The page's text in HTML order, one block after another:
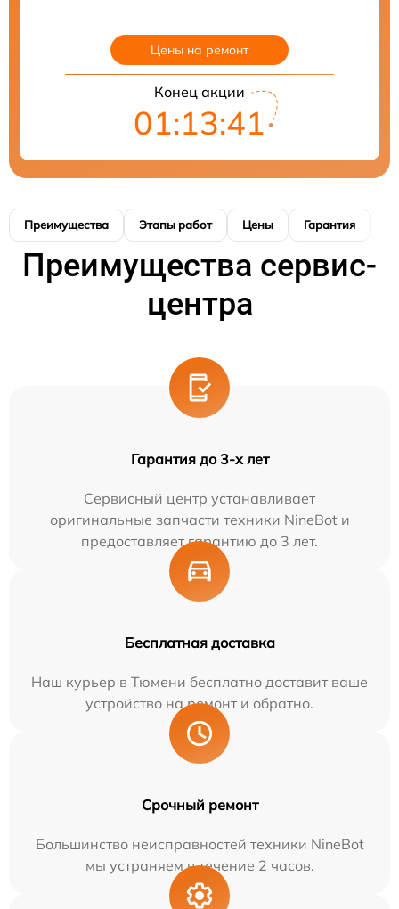
Цены на ремонт
Конец акции
01:13:41
Преимущества Этапы работ Цены Гарантия
Преимущества сервис-
центра
Гарантия до 3-х лет
Сервисный центр устанавливает
оригинальные запчасти техники NineBot и
предоставляет гарантию до 3 лет.
Бесплатная доставка
Наш курьер в Тюмени бесплатно доставит ваше
устройство на ремонт и обратно.
Срочный ремонт
Большинство неисправностей техники NineBot
мы устраняем в течение 2 часов.